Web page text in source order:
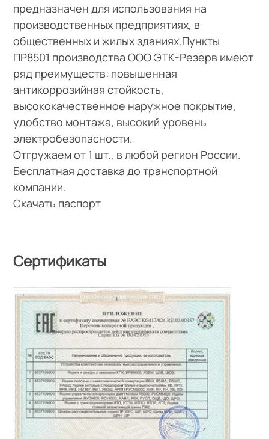
предназначен для использования на
производственных предприятиях, в
общественных и жилых зданиях.Пункты
ПР8501 производства ООО ЭТК-Резерв имеют
ряд преимуществ: повышенная
антикоррозийная стойкость,
высококачественное наружное покрытие,
удобство монтажа, высокий уровень
электробезопасности.
Отгружаем от 1 шт., в любой регион России.
Бесплатная доставка до транспортной
компании.
Скачать паспорт
Сертификаты